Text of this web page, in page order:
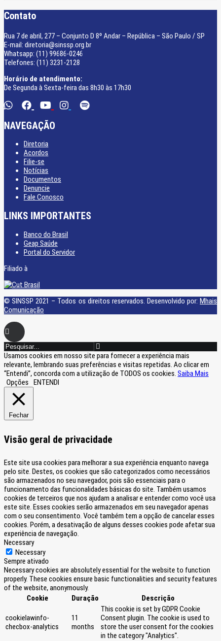
Contato
Rua 7 de abril, 277 – Conjunto D 8º Andar – República – São Paulo / SP
E-mail: diretoria@sinssp.org.br
Whatsapp: (11) 99686-0246
Telefones: (11) 3231-2128
Horário de atendimento:
De Segunda à Sexta-feira das 8h30 às 17h30
NAVEGAÇÃO
Diretoria
Acordos
Filie-se
Notícias
Documentos
Denuncie
Fale Conosco
LINKS IMPORTANTES
Banco do Brasil
Geap Saúde
Portal do Servidor
Filiado à
© SINSSP 2021 – Todos os direitos reservados. Desenvolvido por: Mhais
Comunicação
Usamos cookies em nosso site para fornecer a experiência mais
relevante, lembrando suas preferências e visitas repetidas. Ao clicar em
“Entendi”, concorda com a utilização de TODOS os cookies. Saiba Mais
Opções
ENTENDI
Fechar
Visão geral de privacidade
Este site usa cookies para melhorar a sua experiência enquanto navega
pelo site. Destes, os cookies que são categorizados como necessários
são armazenados no seu navegador, pois são essenciais para o
funcionamento das funcionalidades básicas do site. Também usamos
cookies de terceiros que nos ajudam a analisar e entender como você usa
este site. Esses cookies serão armazenados em seu navegador apenas
com o seu consentimento. Você também tem a opção de cancelar esses
cookies. Porém, a desativação de alguns desses cookies pode afetar sua
experiência de navegação.
Necessary
Necessary
Sempre ativado
Necessary cookies are absolutely essential for the website to function
properly. These cookies ensure basic functionalities and security features
of the website, anonymously.
Cookie
Duração Descrição
cookielawinfo-
checbox-analytics
11
months
This cookie is set by GDPR Cookie
Consent plugin. The cookie is used to
store the user consent for the cookies
in the category "Analytics".